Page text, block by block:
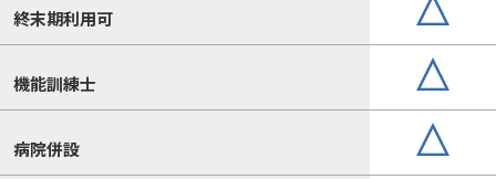
終末期利用可
機能訓練士
病院併設